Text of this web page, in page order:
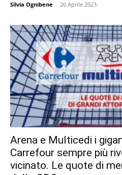
Silvia Ognibene - 26 Aprile 2023
Arena e Multicedi i
Carrefour sempre più
vicinato. Le quote di